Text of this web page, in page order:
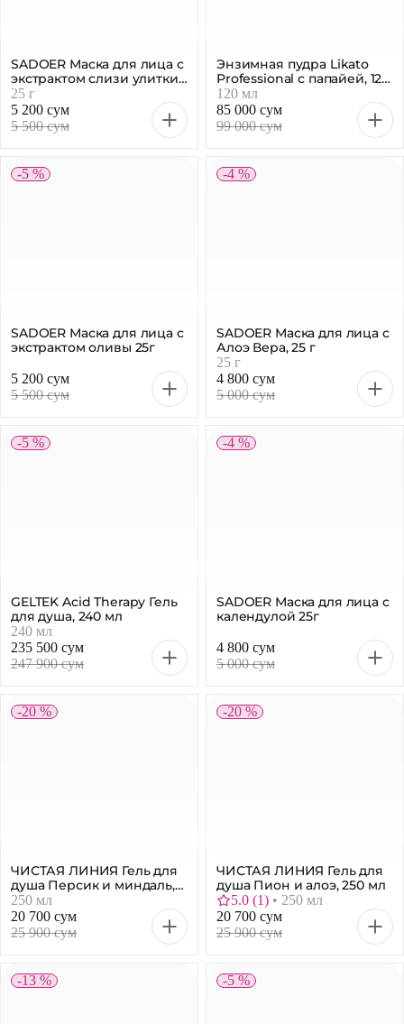
экстрактом слизи улитки,
25 г
25 г
5 200 сум
5 500 сум
Professional с папайей, 120
мл
120 мл
85 000 сум
99 000 сум
экстрактом оливы 25г
5 500 сум
Алоэ Вера, 25 г
25 г
4 800 сум
5 000 сум
для душа, 240 мл
240 мл
235 500 сум
247 900 сум
календулой 25г
5 000 сум
душа Персик и миндаль,
250 мл
250 мл
20 700 сум
25 900 сум
душа Пион и алоэ, 250 мл
5.0(1) • 250 мл
20 700 сум
25 900 сум